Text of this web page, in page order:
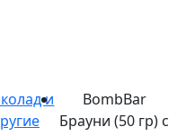
и
BombBar
Брауни (50 гр) с